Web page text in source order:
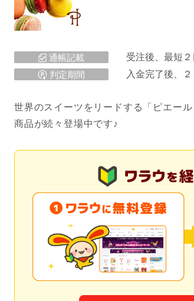
通帳記載
受注後、最短２
判定期間
入金完了後、
世界のスイーツをリードする「ピエー
商品が続々登場中です♪